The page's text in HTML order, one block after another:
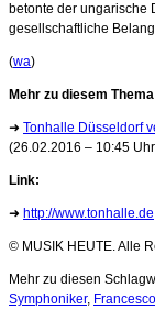
betonte der ungarische
gesellschaftliche
(wa)
Mehr zu diesem
➜ Tonhalle Düsseldorf
(26.02.2016 – 10:45
Link:
➜ http://www.tonhalle.de
© MUSIK HEUTE. Alle
Mehr zu diesen
Symphoniker,